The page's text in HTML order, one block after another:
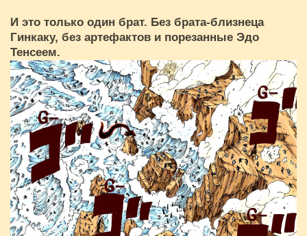
И это только один брат. Без брата-близнеца
Гинкаку, без артефактов и порезанные Эдо
Тенсеем.